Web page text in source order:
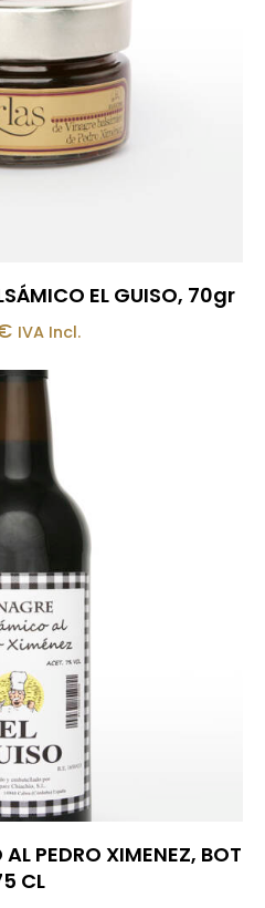
EL GUISO, 70gr
IVA Incl.
PEDRO XIMENEZ, BOT
CL